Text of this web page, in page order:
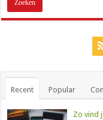
Recent Popular
Zo vind